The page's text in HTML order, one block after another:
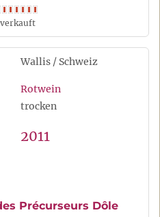
Wallis / Schweiz
Rotwein
trocken
2011
Précurseurs Dôle